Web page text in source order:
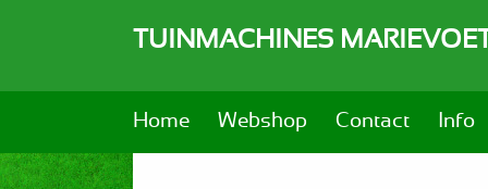
TUINMACHINES
Home Webshop Contact Info